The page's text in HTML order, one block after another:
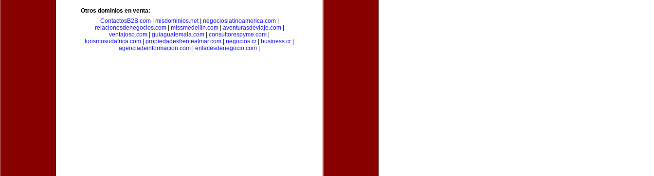
Otros dominios en venta:
ContactosB2B.com| misdominios.net| negocioslatinoamerica.com|
relacionesdenegocios.com| missmedellin.com| aventurasdeviaje.com|
ventajoso.com
guiaguatemala.com consultorespyme.com
turismosudafrica.com
propiedadesfrentealmar.com negocios.cr business.cr
agenciadeinformacion.com
enlacesdenegocio.com